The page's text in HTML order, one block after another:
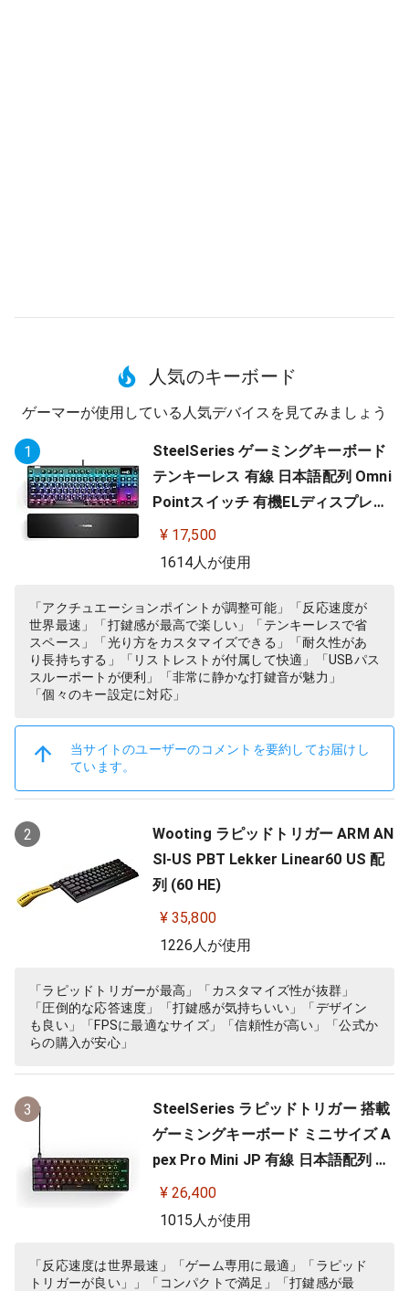
人気のキーボード
ゲーマーが使用している人気デバイスを見てみましょう
1
SteelSeries ゲーミングキーボード
テンキーレス 有線 日本語配列 Omni
Pointスイッチ 有機ELディスプレイ
搭載 Apex Pro TKL JP 64737
¥ 17,500
1614人が使用
「アクチュエーションポイントが調整可能」「反応速度が
世界最速」「打鍵感が最高で楽しい」「テンキーレスで省
スペース」「光り方をカスタマイズできる」「耐久性があ
り長持ちする」「リストレストが付属して快適」「USBパス
スルーポートが便利」「非常に静かな打鍵音が魅力」
「個々のキー設定に対応」
当サイトのユーザーのコメントを要約してお届けし
ています。
2
Wooting ラピッドトリガー ARM AN
SI-US PBT Lekker Linear60 US 配
列 (60 HE)
¥ 35,800
1226人が使用
「ラピッドトリガーが最高」「カスタマイズ性が抜群」
「圧倒的な応答速度」「打鍵感が気持ちいい」「デザイン
も良い」「FPSに最適なサイズ」「信頼性が高い」「公式か
らの購入が安心」
3
SteelSeries ラピッドトリガー 搭載
ゲーミングキーボード ミニサイズ A
pex Pro Mini JP 有線 日本語配列 O
mniPointスイッチ 2ーinー1アクシ
ョンキー 搭載 64825 ブラック
¥ 26,400
1015人が使用
「反応速度は世界最速」「ゲーム専用に最適」「ラピッド
トリガーが良い」」「コンパクトで満足」「打鍵感が最